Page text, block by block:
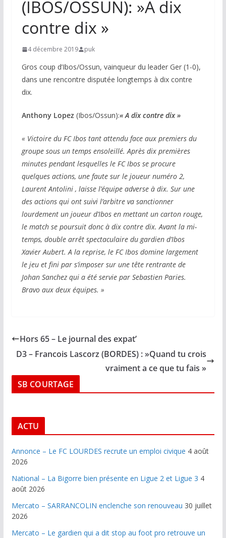
(IBOS/OSSUN): »A dix
contre dix »
4 décembre 2019 puk
Gros coup d’Ibos/Ossun, vainqueur du leader Ger (1-0),
dans une rencontre disputée longtemps à dix contre
dix.
Anthony Lopez(Ibos/Ossun):« A dix contre dix »
« Victoire du FC Ibos tant attendu face aux premiers du
groupe sous un temps ensoleillé. Après dix premières
minutes pendant lesquelles le FC Ibos se procure
quelques actions, une faute sur le joueur numéro 2,
Laurent Antolini , laisse l’équipe adverse à dix. Sur une
des actions qui ont suivi l’arbitre va sanctionner
lourdement un joueur d’Ibos en mettant un carton rouge,
le match se poursuit donc à dix contre dix. Avant la mi-
temps, double arrêt spectaculaire du gardien d’Ibos
Xavier Aubert. A la reprise, le FC Ibos domine largement
le jeu et fini par s’imposer sur une tête rentrante de
Johan Sanchez qui a été servie par Sebastien Paries.
Bravo aux deux équipes. »
Hors 65 – Le journal des expat’
D3 – Francois Lascorz (BORDES) : »Quand tu crois
vraiment a ce que tu fais »
SB COURTAGE
ACTU
Annonce – Le FC LOURDES recrute un emploi civique 4 août
2026
National – La Bigorre bien présente en Ligue 2 et Ligue 3 4
août 2026
Mercato – SARRANCOLIN enclenche son renouveau 30 juillet
2026
Mercato – Le gardien qui a dit stop au foot pro retrouve un